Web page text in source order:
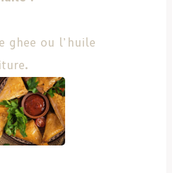
ghee ou l’huile